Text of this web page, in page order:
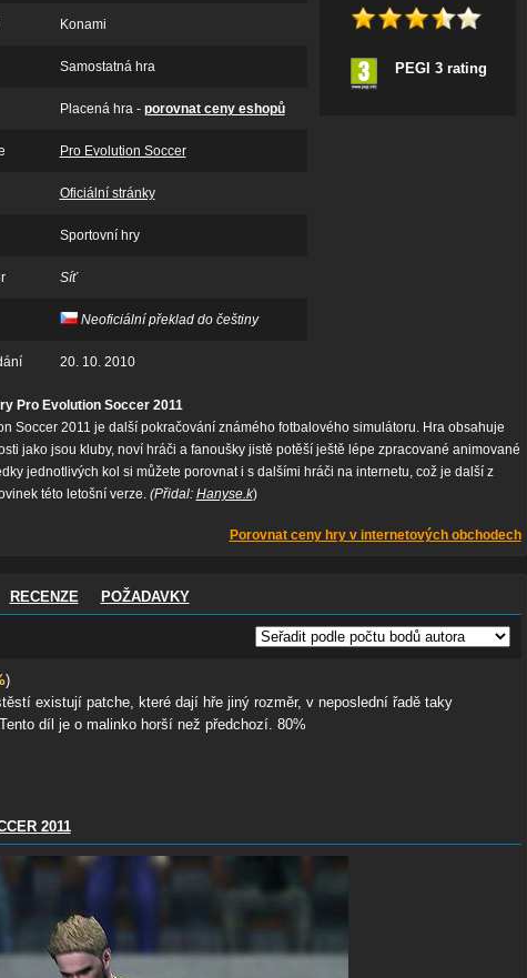
Konami
Samostatná hra
Placená hra - porovnat ceny eshopů
Pro Evolution Soccer
Oficiální stránky
Sportovní hry
Síť
Neoficiální překlad do češtiny
20. 10. 2010
PEGI 3 rating
Pro Evolution Soccer 2011
Soccer 2011 je další pokračování známého fotbalového simulátoru. Hra obsahuje
jako jsou kluby, noví hráči a fanoušky jistě potěší ještě lépe zpracované animované
jednotlivých kol si můžete porovnat i s dalšími hráči na internetu, což je další z
této letošní verze.(Přidal: Hanyse.k)
Porovnat ceny hry v internetových obchodech
RECENZE POŽADAVKY
)
existují patche, které dají hře jiný rozměr, v neposlední řadě taky
díl je o malinko horší než předchozí. 80%
2011